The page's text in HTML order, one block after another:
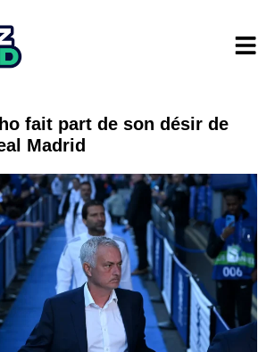
fait part de son désir de
Madrid